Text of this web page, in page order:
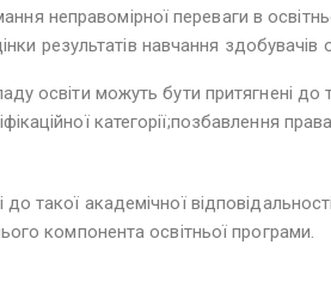
неправомірної переваги в
результатів навчання здобувачів
освіти можуть бути притягнені до
категорії;позбавлення
такої академічної
компонента освітньої програми.